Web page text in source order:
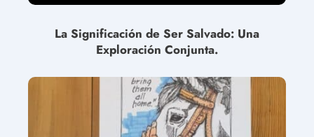
La Significación de Ser Salvado: Una
Exploración Conjunta.